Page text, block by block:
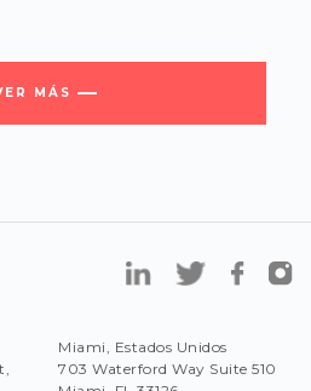
MÁS
Miami, Estados Unidos
703 Waterford Way Suite 510